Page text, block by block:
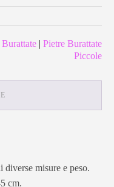
| Pietre Burattate
Piccole
misure e peso.
cm.